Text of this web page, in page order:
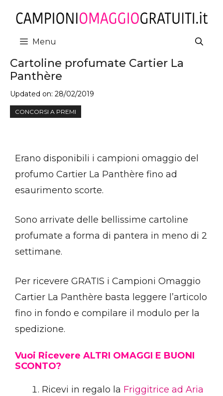
contenuto
Menu
Cartoline profumate Cartier La
Panthère
Updated on: 28/02/2019
CONCORSI A PREMI
Erano disponibili i campioni omaggio del
profumo Cartier La Panthère fino ad
esaurimento scorte.
Sono arrivate delle bellissime cartoline
profumate a forma di pantera in meno di 2
settimane.
Per ricevere GRATIS i Campioni Omaggio
Cartier La Panthère basta leggere l’articolo
fino in fondo e compilare il modulo per la
spedizione.
Vuoi Ricevere ALTRI OMAGGI E BUONI
SCONTO?
Ricevi in regalo la Friggitrice ad Aria